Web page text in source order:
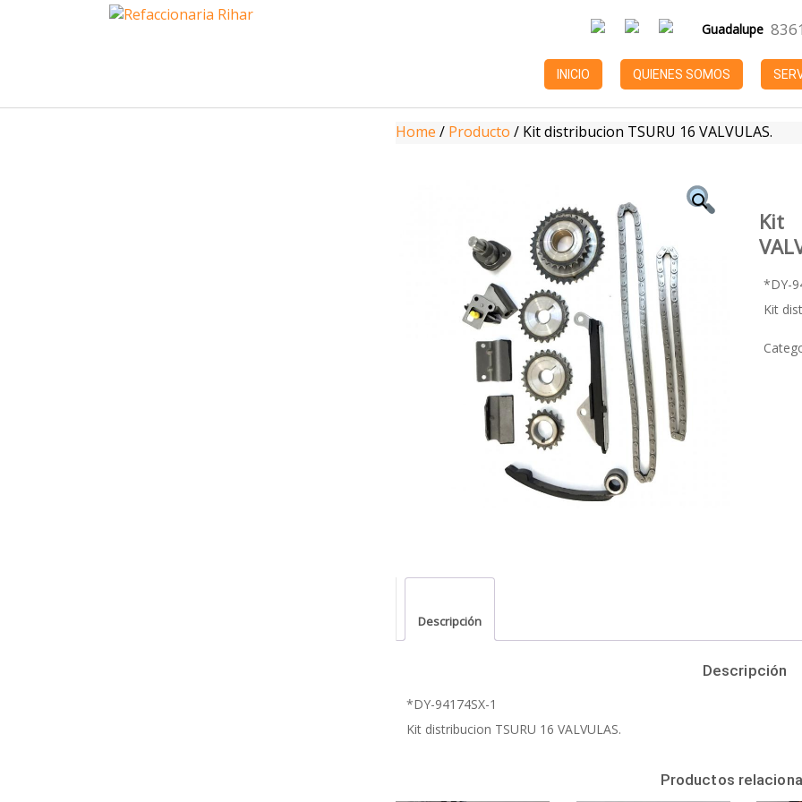
Guadalupe
INICIO QUIENES SOMOS
Home / Producto / Kit distribucion TSURU 16 VALVULAS.
Kit
*DY-
Kit
Descripción
Descripción
*DY-94174SX-1
Kit distribucion TSURU 16 VALVULAS.
Productos